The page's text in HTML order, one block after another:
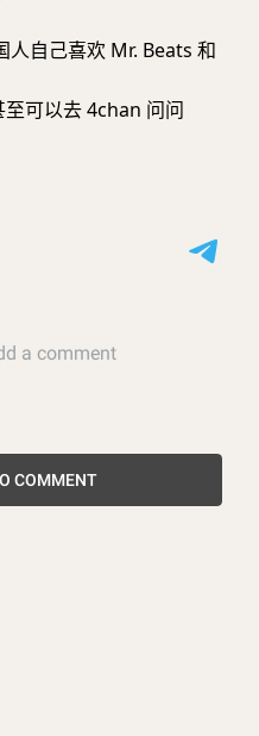
人自己喜欢 Mr. Beats 和
可以去 4chan 问问